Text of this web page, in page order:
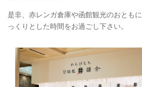
是非、赤レンガ倉庫や函館観光のおとも
っくりとした時間をお過ごし下さい。